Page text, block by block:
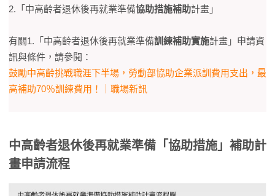
2.「中高齡者退休後再就業準備協助措施補助計畫」
有關1.「中高齡者退休後再就業準備訓練補助實施計畫」申請資
訊與條件，請參閱：
鼓勵中高齡挑戰職涯下半場，勞動部協助企業派訓費用支出，最
高補助70％訓練費用！｜職場新訊
中高齡者退休後再就業準備「協助措施」補助計
畫申請流程